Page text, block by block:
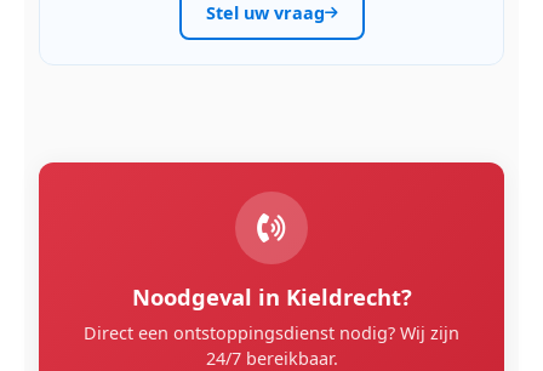
Stel uw vraag
Noodgeval in Kieldrecht?
Direct een ontstoppingsdienst nodig? Wij zijn
24/7 bereikbaar.